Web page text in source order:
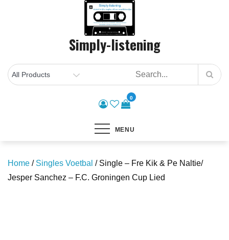
Simply-listening
0
MENU
Home / Singles Voetbal / Single – Fre Kik & Pe Naltie/
Jesper Sanchez – F.C. Groningen Cup Lied